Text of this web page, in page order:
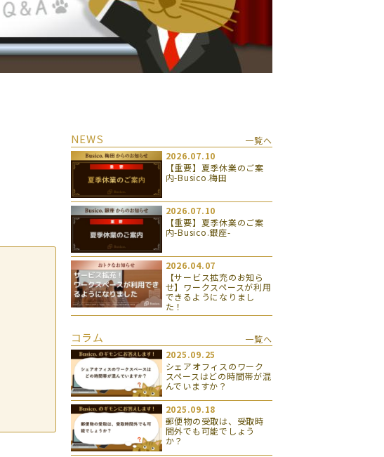
NEWS
一覧へ
2026.07.10
【重要】夏季休業のご案
内-Busico.梅田
2026.07.10
【重要】夏季休業のご案
内-Busico.銀座-
2026.04.07
【サービス拡充のお知ら
せ】ワークスペースが利用
できるようになりまし
た！
コラム
一覧へ
2025.09.25
シェアオフィスのワーク
スペースはどの時間帯が混
んでいますか？
2025.09.18
郵便物の受取は、受取時
間外でも可能でしょう
か？